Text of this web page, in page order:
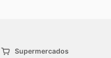
Supermercados